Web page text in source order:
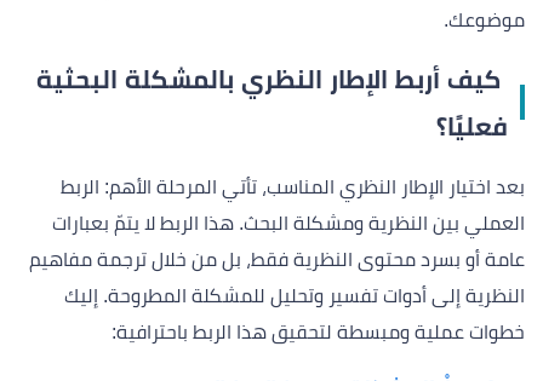
موضوعك.
كيف أربط الإطار النظري بالمشكلة البحثية
فعليًا؟
بعد اختيار الإطار النظري المناسب، تأتي المرحلة الأهم: الربط
العملي بين النظرية ومشكلة البحث. هذا الربط لا يتمّ بعبارات
عامة أو بسرد محتوى النظرية فقط، بل من خلال ترجمة مفاهيم
النظرية إلى أدوات تفسير وتحليل للمشكلة المطروحة. إليك
خطوات عملية ومبسطة لتحقيق هذا الربط باحترافية: